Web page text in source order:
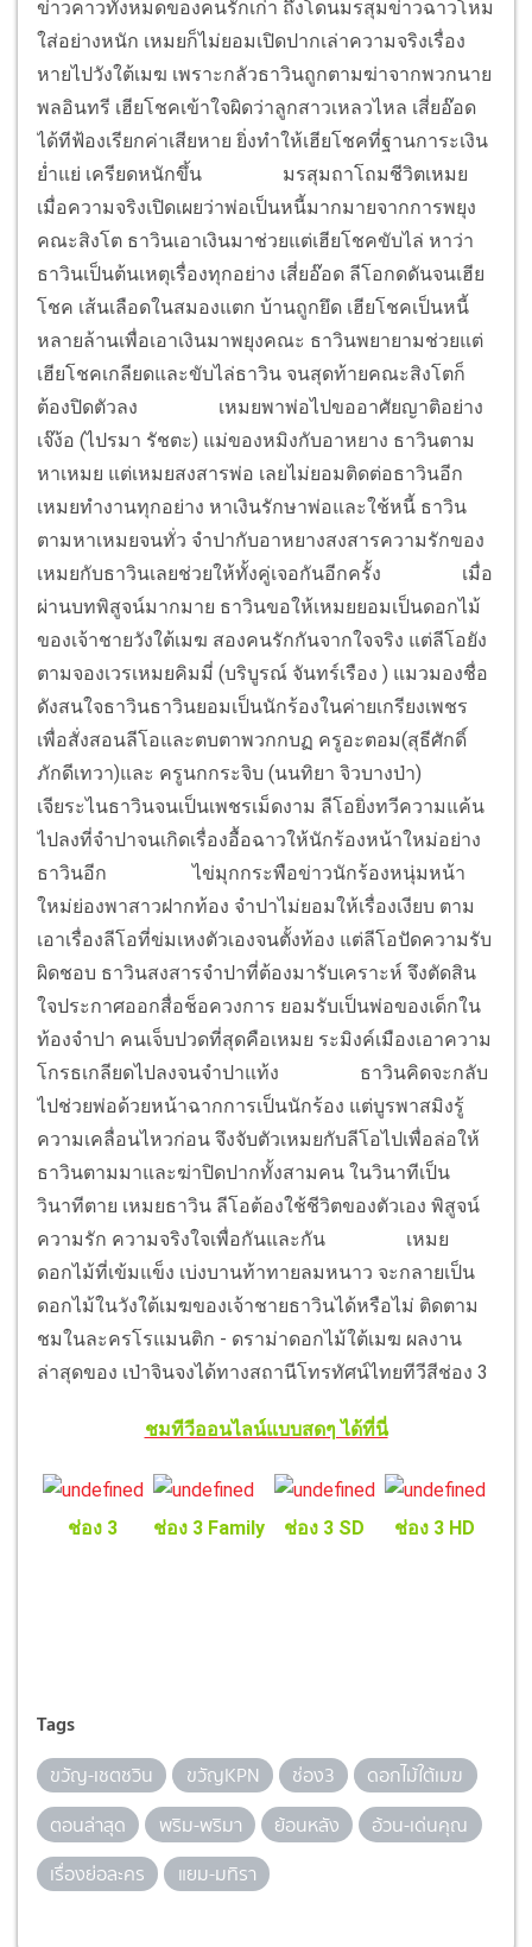
ข่าวคาวทั้งหมดของคนรักเก่า ถึงโดนมรสุมข่าวฉาวโหม
ใส่อย่างหนัก เหมยก็ไม่ยอมเปิดปากเล่าความจริงเรื่อง
หายไปวังใต้เมฆ เพราะกลัวธาวินถูกตามฆ่าจากพวกนาย
พลอินทรี เฮียโชคเข้าใจผิดว่าลูกสาวเหลวไหล เสี่ยอ๊อด
ได้ทีฟ้องเรียกค่าเสียหาย ยิ่งทำให้เฮียโชคที่ฐานการะเงิน
ย่ำแย่ เครียดหนักขึ้น
มรสุมถาโถมชีวิตเหมย
เมื่อความจริงเปิดเผยว่าพ่อเป็นหนี้มากมายจากการพยุง
คณะสิงโต ธาวินเอาเงินมาช่วยแต่เฮียโชคขับไล่ หาว่า
ธาวินเป็นต้นเหตุเรื่องทุกอย่าง เสี่ยอ๊อด ลีโอกดดันจนเฮีย
โชค เส้นเลือดในสมองแตก บ้านถูกยึด เฮียโชคเป็นหนี้
หลายล้านเพื่อเอาเงินมาพยุงคณะ ธาวินพยายามช่วยแต่
เฮียโชคเกลียดและขับไล่ธาวิน จนสุดท้ายคณะสิงโตก็
ต้องปิดตัวลง
เหมยพาพ่อไปขออาศัยญาติอย่าง
เจ๊ง้อ (ไปรมา รัชตะ) แม่ของหมิงกับอาหยาง ธาวินตาม
หาเหมย แต่เหมยสงสารพ่อ เลยไม่ยอมติดต่อธาวินอีก
เหมยทำงานทุกอย่าง หาเงินรักษาพ่อและใช้หนี้ ธาวิน
ตามหาเหมยจนทั่ว จำปากับอาหยางสงสารความรักของ
เหมยกับธาวินเลยช่วยให้ทั้งคู่เจอกันอีกครั้ง
เมื่อ
ผ่านบทพิสูจน์มากมาย ธาวินขอให้เหมยยอมเป็นดอกไม้
ของเจ้าชายวังใต้เมฆ สองคนรักกันจากใจจริง แต่ลีโอยัง
ตามจองเวรเหมยคิมมี่ (บริบูรณ์ จันทร์เรือง ) แมวมองชื่อ
ดังสนใจธาวินธาวินยอมเป็นนักร้องในค่ายเกรียงเพชร
เพื่อสั่งสอนลีโอและตบตาพวกกบฏ ครูอะตอม(สุธีศักดิ์
ภักดีเทวา)และ ครูนกกระจิบ (นนทิยา จิวบางป่า)
เจียระไนธาวินจนเป็นเพชรเม็ดงาม ลีโอยิ่งทวีความแค้น
ไปลงที่จำปาจนเกิดเรื่องอื้อฉาวให้นักร้องหน้าใหม่อย่าง
ธาวินอีก
ไข่มุกกระพือข่าวนักร้องหนุ่มหน้า
ใหม่ย่องพาสาวฝากท้อง จำปาไม่ยอมให้เรื่องเงียบ ตาม
เอาเรื่องลีโอที่ข่มเหงตัวเองจนตั้งท้อง แต่ลีโอปัดความรับ
ผิดชอบ ธาวินสงสารจำปาที่ต้องมารับเคราะห์ จึงตัดสิน
ใจประกาศออกสื่อช็อควงการ ยอมรับเป็นพ่อของเด็กใน
ท้องจำปา คนเจ็บปวดที่สุดคือเหมย ระมิงค์เมืองเอาความ
โกรธเกลียดไปลงจนจำปาแท้ง
ธาวินคิดจะกลับ
ไปช่วยพ่อด้วยหน้าฉากการเป็นนักร้อง แต่บูรพาสมิงรู้
ความเคลื่อนไหวก่อน จึงจับตัวเหมยกับลีโอไปเพื่อล่อให้
ธาวินตามมาและฆ่าปิดปากทั้งสามคน ในวินาทีเป็น
วินาทีตาย เหมยธาวิน ลีโอต้องใช้ชีวิตของตัวเอง พิสูจน์
ความรัก ความจริงใจเพื่อกันและกัน
เหมย
ดอกไม้ที่เข้มแข็ง เบ่งบานท้าทายลมหนาว จะกลายเป็น
ดอกไม้ในวังใต้เมฆของเจ้าชายธาวินได้หรือไม่ ติดตาม
ชมในละครโรแมนติก - ดราม่าดอกไม้ใต้เมฆ ผลงาน
ล่าสุดของ เป่าจินจงได้ทางสถานีโทรทัศน์ไทยทีวีสีช่อง 3
ชมทีวีออนไลน์แบบสดๆ ได้ที่นี่
ช่อง 3 ช่อง 3 Family ช่อง 3 SD ช่อง 3 HD
Tags
ขวัญ-เชตชวิน ขวัญKPN ช่อง3
ดอกไม้ใต้เมฆ
ตอนล่าสุด
พริม-พริมา ย้อนหลัง
อ้วน-เด่นคุณ
เรื่องย่อละคร
แยม-มทิรา